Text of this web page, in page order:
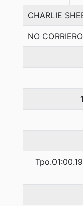
CHARLIE
NO